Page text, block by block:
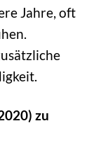
Jahre, oft
zu